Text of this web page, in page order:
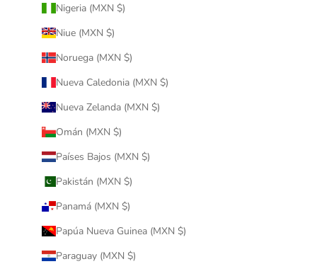
Nigeria (MXN $)
Niue (MXN $)
Noruega (MXN $)
Nueva Caledonia (MXN $)
Nueva Zelanda (MXN $)
Omán (MXN $)
Países Bajos (MXN $)
Pakistán (MXN $)
Panamá (MXN $)
Papúa Nueva Guinea (MXN $)
Paraguay (MXN $)